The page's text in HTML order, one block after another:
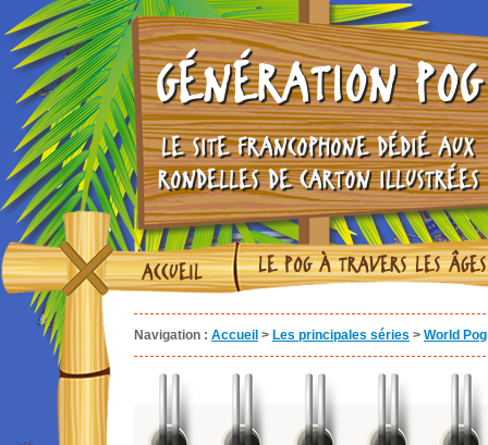
GÉNÉRATION POG
LE SITE FRANCOPHONE DÉDIÉ AUX
RONDELLES DE CARTON ILLUSTRÉES
ACCUEIL LE POG À TRAVERS LES ÂGES
Navigation : Accueil > Les principales séries > World